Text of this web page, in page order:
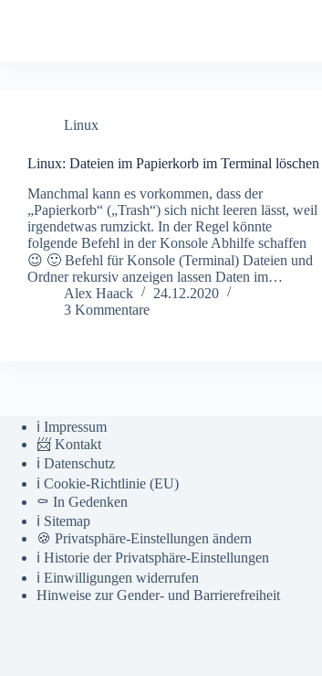
Linux
Linux: Dateien im Papierkorb im Terminal löschen
Manchmal kann es vorkommen, dass der
„Papierkorb“ („Trash“) sich nicht leeren lässt, weil
irgendetwas rumzickt. In der Regel könnte
folgende Befehl in der Konsole Abhilfe schaffen
😉 🙂 Befehl für Konsole (Terminal) Dateien und
Ordner rekursiv anzeigen lassen Daten im…
Alex Haack
24.12.2020
3 Kommentare
ℹ️ Impressum
📨 Kontakt
ℹ️ Datenschutz
ℹ️ Cookie-Richtlinie (EU)
⚰️ In Gedenken
ℹ️ Sitemap
🍪 Privatsphäre-Einstellungen ändern
ℹ️ Historie der Privatsphäre-Einstellungen
ℹ️ Einwilligungen widerrufen
Hinweise zur Gender- und Barrierefreiheit